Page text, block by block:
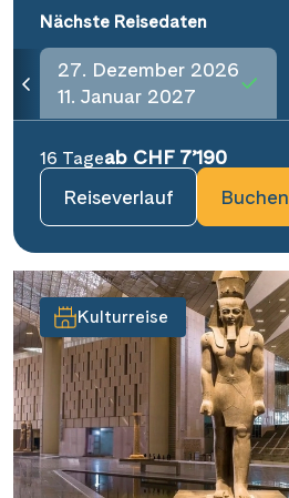
Nächste Reisedaten
27. Dezember 2026
11. Januar 2027
16 Tageab CHF 7’190
Reiseverlauf
Buchen
Kulturreise